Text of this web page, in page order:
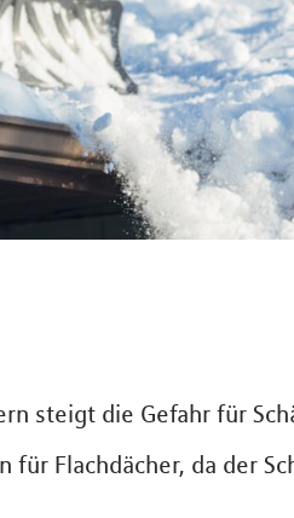
steigt die Gefahr für
für Flachdächer, da der